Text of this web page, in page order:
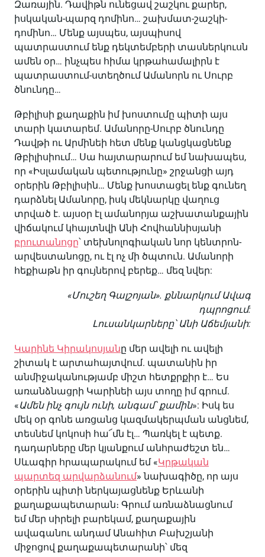
Զառային. Դավիթն ունեցավ շաշկու քարեր,
իսկական-պարզ դոմինո… շախմատ-շաշկի-
դոմինո… Մենք այսպես, այսպիսով
պատրաստում ենք դեկտեմբերի տասներկուսն
ամեն օր… ինչպես հիմա կրթահամալիրն է
պատրաստում-ստեղծում Ամանորն ու Սուրբ
ծնունդը…
Թբիլիսի քաղաքին իմ խոստումը պիտի այս
տարի կատարեմ. Ամանորը-Սուրբ ծնունդը
Դավթի ու Արմինեի հետ մենք կանցկացնենք
Թբիլիսիում… Սա հայտարարում եմ նախապես,
որ «Իսլամական պետությունը» շրջանցի այդ
օրերին Թբիլիսին… Մենք խոստացել ենք գունեղ
դարձնել Ամանորը, իսկ մեկնարկը վաղուց
տրված է. այսօր էլ ամանորյա աշխատանքային
վիճակում կհայտնվի Անի Հովհաննիսյանի
բրուտանոցը՝ տեխնոլոգիական նոր կենտրոն-
արվեստանոցը, ու էլ ոչ մի ծպտուն. Ամանորի
հեքիաթն իր գույներով բերեք… մեզ նվեր:
«Մուշեղ Գալշոյան». քննարկում Ավագ
դպրոցում:
Լուսանկարները՝ Անի Աճեմյանի:
Կարինե Կիրակոսյանը մեր ավելի ու ավելի
շիտակ է արտահայտվում. պատանին իր
անմիջականությամբ միշտ հետքրքիր է… Ես
առանձնացրի Կարինեի այս տողը իմ գրում.
«Ամեն ինչ գույն ունի, անգամ՝ քամին»: Իսկ ես
մեկ օր գոնե առցանց կազմակերպման անցնեմ,
տեսնեմ կոկոսի հա՜մն էլ… Պառկել է պետք.
դադարները մեր կյանքում անհրաժեշտ են…
Սևագիր հրապարակում եմ «Կրթական
պարտեզ արվարձանում» նախագիծը, որ այս
օրերին պիտի ներկայացնենք Երևանի
քաղաքապետարան։ Գրում առնաձնացնում
եմ մեր սիրելի բարեկամ, քաղաքային
ավագանու անդամ Անահիտ Բախշյանի
միջոցով քաղաքապետարանի՝ մեզ